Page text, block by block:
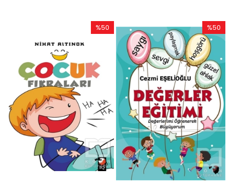
%50
%50İndirim
%50
İndirim